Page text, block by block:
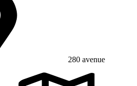
280 avenue